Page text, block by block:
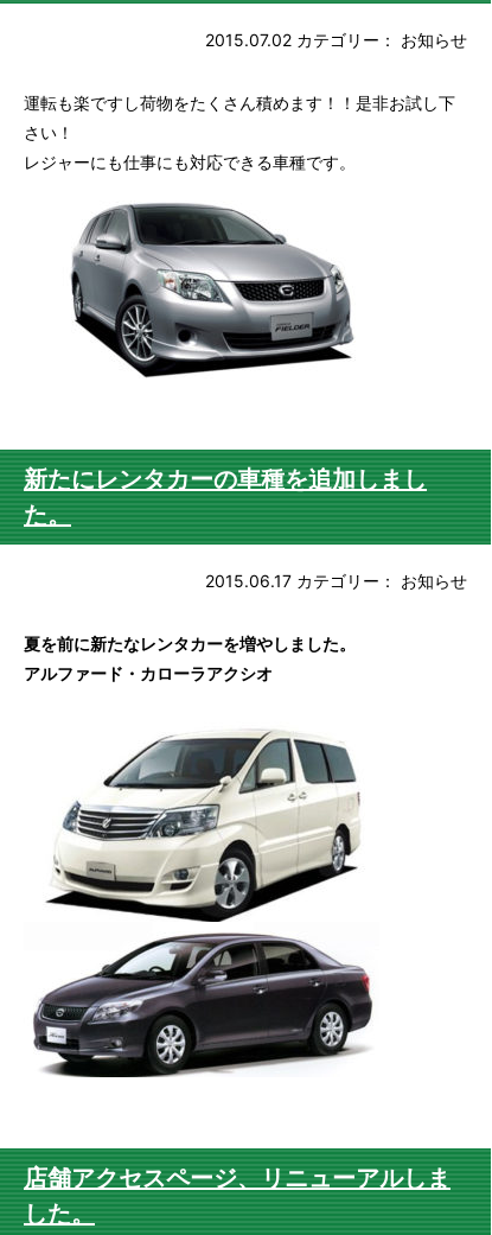
2015.07.02 カテゴリー： お知らせ
運転も楽ですし荷物をたくさん積めます！！是非お試し下
さい！
レジャーにも仕事にも対応できる車種です。
新たにレンタカーの車種を追加しまし
た。
2015.06.17 カテゴリー： お知らせ
夏を前に新たなレンタカーを増やしました。
アルファード・カローラアクシオ
店舗アクセスページ、リニューアルしま
した。